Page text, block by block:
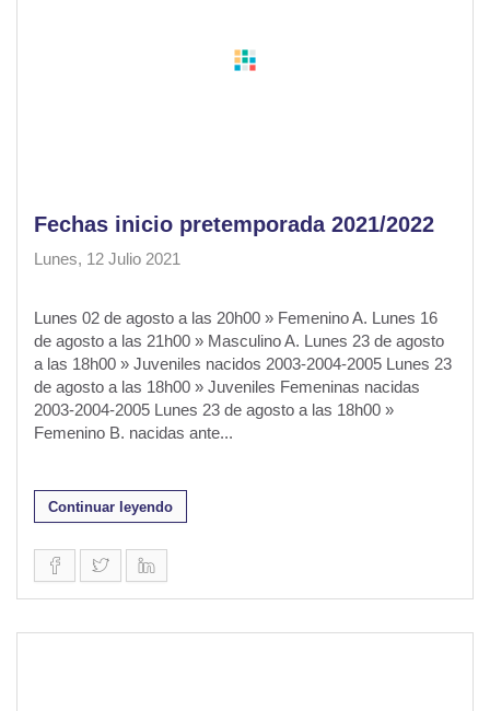
Fechas inicio pretemporada 2021/2022
Lunes, 12 Julio 2021
Lunes 02 de agosto a las 20h00 » Femenino A. Lunes 16
de agosto a las 21h00 » Masculino A. Lunes 23 de agosto
a las 18h00 » Juveniles nacidos 2003-2004-2005 Lunes 23
de agosto a las 18h00 » Juveniles Femeninas nacidas
2003-2004-2005 Lunes 23 de agosto a las 18h00 »
Femenino B. nacidas ante...
Continuar leyendo